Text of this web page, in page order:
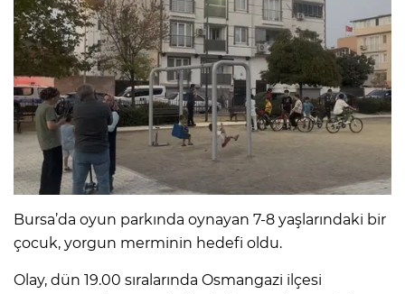
Bursa’da oyun parkında oynayan 7-8 yaşlarındaki bir
çocuk, yorgun merminin hedefi oldu.
Olay, dün 19.00 sıralarında Osmangazi ilçesi